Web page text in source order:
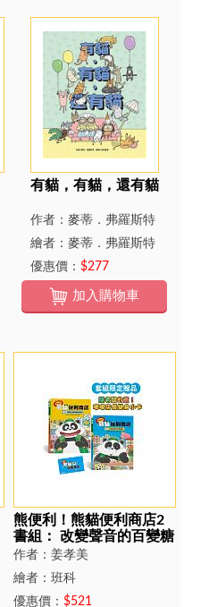
有貓，有貓，還有貓
作者：麥蒂．弗羅斯特
繪者：麥蒂．弗羅斯特
優惠價： $277
加入購物車
熊便利！熊貓便利商店2
書組： 改變聲音的百變糖
果╳抹除記憶的唰唰濕紙
巾 （隨老闆的意！首刷限
量加贈嘟嘟店長變身小
卡）
作者：姜孝美
繪者：班科
優惠價： $521